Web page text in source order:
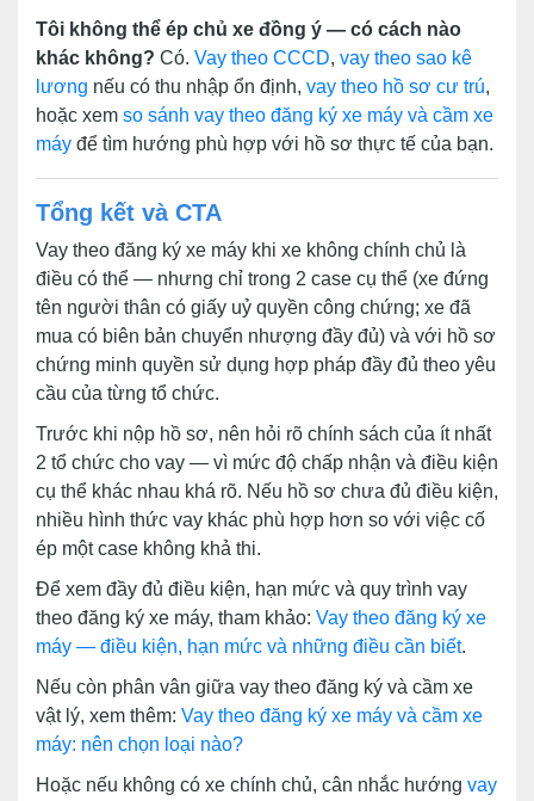
Tôi không thể ép chủ xe đồng ý — có cách nào
khác không? Có. Vay theo CCCD, vay theo sao kê
lương nếu có thu nhập ổn định, vay theo hồ sơ cư trú,
hoặc xem so sánh vay theo đăng ký xe máy và cầm xe
máy để tìm hướng phù hợp với hồ sơ thực tế của bạn.
Tổng kết và CTA
Vay theo đăng ký xe máy khi xe không chính chủ là
điều có thể — nhưng chỉ trong 2 case cụ thể (xe đứng
tên người thân có giấy uỷ quyền công chứng; xe đã
mua có biên bản chuyển nhượng đầy đủ) và với hồ sơ
chứng minh quyền sử dụng hợp pháp đầy đủ theo yêu
cầu của từng tổ chức.
Trước khi nộp hồ sơ, nên hỏi rõ chính sách của ít nhất
2 tổ chức cho vay — vì mức độ chấp nhận và điều kiện
cụ thể khác nhau khá rõ. Nếu hồ sơ chưa đủ điều kiện,
nhiều hình thức vay khác phù hợp hơn so với việc cố
ép một case không khả thi.
Để xem đầy đủ điều kiện, hạn mức và quy trình vay
theo đăng ký xe máy, tham khảo: Vay theo đăng ký xe
máy — điều kiện, hạn mức và những điều cần biết.
Nếu còn phân vân giữa vay theo đăng ký và cầm xe
vật lý, xem thêm: Vay theo đăng ký xe máy và cầm xe
máy: nên chọn loại nào?
Hoặc nếu không có xe chính chủ, cân nhắc hướng vay